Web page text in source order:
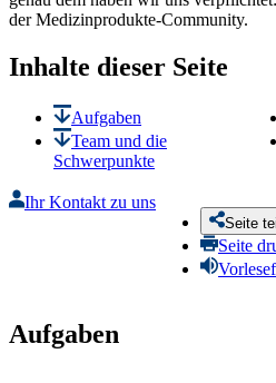
der Medizinprodukte-Community.
Inhalte dieser Seite
Aufgaben
Team und die
Schwerpunkte
Ihr Kontakt zu uns
Seite
Seite
Aufgaben